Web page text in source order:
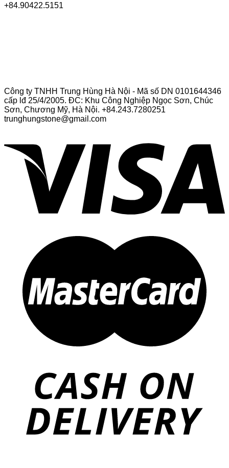
+84.90422.5151
Công ty TNHH Trung Hùng Hà Nội - Mã số DN 0101644346
cấp lđ 25/4/2005. ĐC: Khu Công Nghiệp Ngọc Sơn, Chúc
Sơn, Chương Mỹ, Hà Nội. +84.243.7280251
trunghungstone@gmail.com